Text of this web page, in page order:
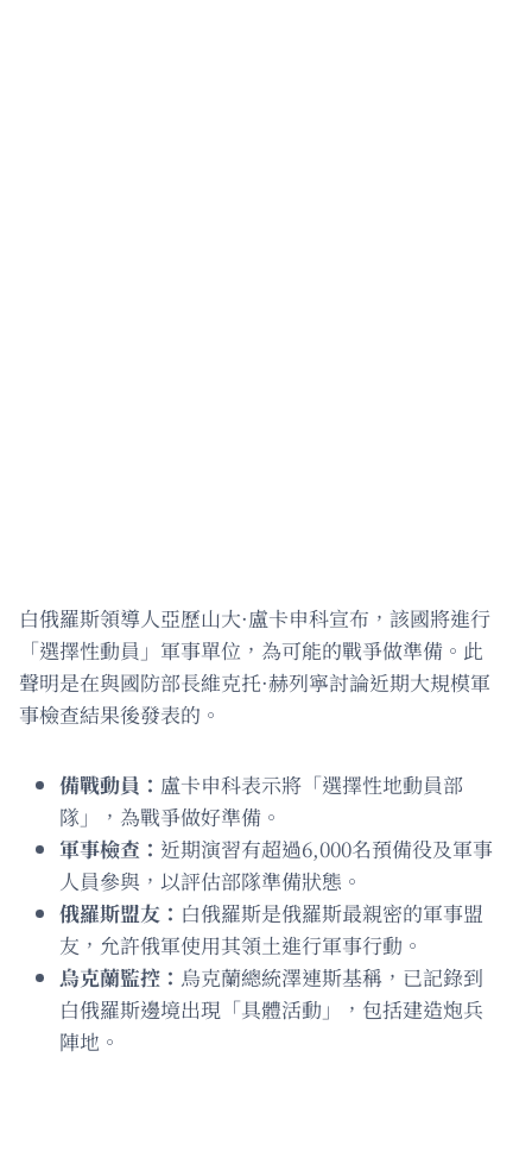
白俄羅斯領導人亞歷山大·盧卡申科宣布，該國將進行
「選擇性動員」軍事單位，為可能的戰爭做準備。此
聲明是在與國防部長維克托·赫列寧討論近期大規模軍
事檢查結果後發表的。
備戰動員： 盧卡申科表示將「選擇性地動員部
隊」，為戰爭做好準備。
軍事檢查： 近期演習有超過6,000名預備役及軍事
人員參與，以評估部隊準備狀態。
俄羅斯盟友： 白俄羅斯是俄羅斯最親密的軍事盟
友，允許俄軍使用其領土進行軍事行動。
烏克蘭監控： 烏克蘭總統澤連斯基稱，已記錄到
白俄羅斯邊境出現「具體活動」，包括建造炮兵
陣地。